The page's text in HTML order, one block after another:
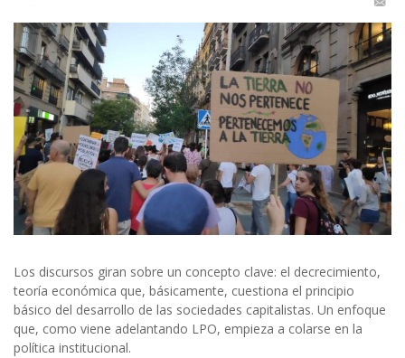
Los discursos giran sobre un concepto clave: el decrecimiento,
teoría económica que, básicamente, cuestiona el principio
básico del desarrollo de las sociedades capitalistas. Un enfoque
que, como viene adelantando LPO, empieza a colarse en la
política institucional.